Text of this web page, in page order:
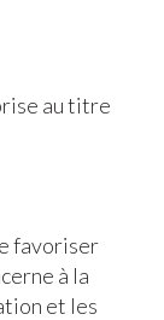
au titre
favoriser
à la
et les